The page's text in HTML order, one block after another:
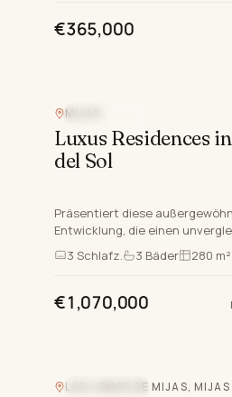
€365,000
MIJAS
Luxus Residences
del Sol
Präsentiert diese
Entwicklung, die einen
an der Costa del Sol bietet.
zwischen den…
3 Schlafz. 3 Bäder 280 m²
€1,070,000
LAS LOMAS DE MIJAS, MIJAS